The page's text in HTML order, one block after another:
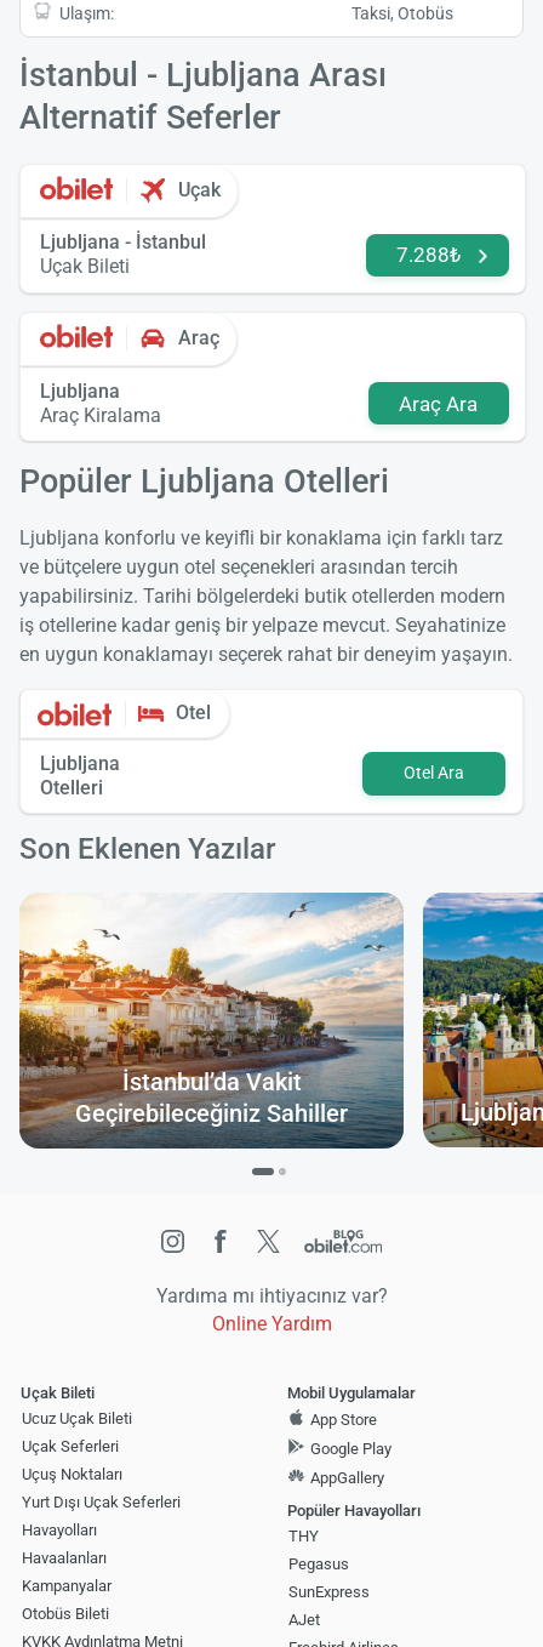
Ulaşım:
Taksi, Otobüs
İstanbul - Ljubljana Arası
Alternatif Seferler
Uçak
Ljubljana - İstanbul
Uçak Bileti
7.288₺
Araç
Ljubljana
Araç Kiralama
Araç Ara
Popüler Ljubljana Otelleri
Ljubljana konforlu ve keyifli bir konaklama için farklı tarz
ve bütçelere uygun otel seçenekleri arasından tercih
yapabilirsiniz. Tarihi bölgelerdeki butik otellerden modern
iş otellerine kadar geniş bir yelpaze mevcut. Seyahatinize
en uygun konaklamayı seçerek rahat bir deneyim yaşayın.
Otel
Ljubljana
Otelleri
Otel Ara
Son Eklenen Yazılar
İstanbul’da Vakit
Geçirebileceğiniz Sahiller
Yardıma mı ihtiyacınız var?
Online Yardım
Uçak Bileti
Ucuz Uçak Bileti
Uçak Seferleri
Uçuş Noktaları
Yurt Dışı Uçak Seferleri
Havayolları
Havaalanları
Kampanyalar
Otobüs Bileti
KVKK Aydınlatma Metni
Mobil Uygulamalar
App Store
Google Play
AppGallery
Popüler Havayolları
THY
Pegasus
SunExpress
AJet